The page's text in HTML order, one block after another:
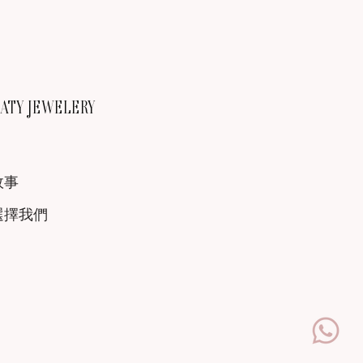
JEWELERY
事
擇我們